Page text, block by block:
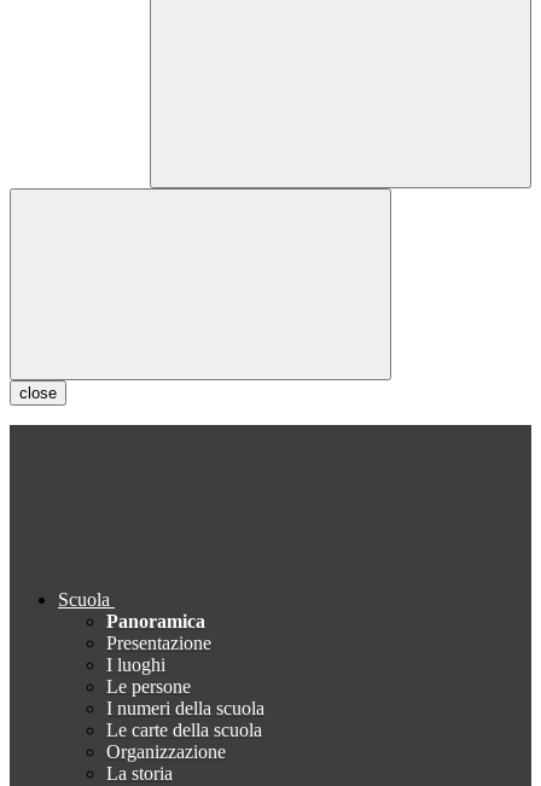
close
Scuola
Panoramica
Presentazione
I luoghi
Le persone
I numeri della scuola
Le carte della scuola
Organizzazione
La storia